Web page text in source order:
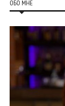
ОБО МНЕ